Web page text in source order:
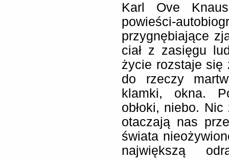
Karl Ove
powieści-
przygnębiające
ciał z zasięgu
życie rozstaje się
do rzeczy
klamki, okna.
obłoki, niebo.
otaczają nas
świata
największą